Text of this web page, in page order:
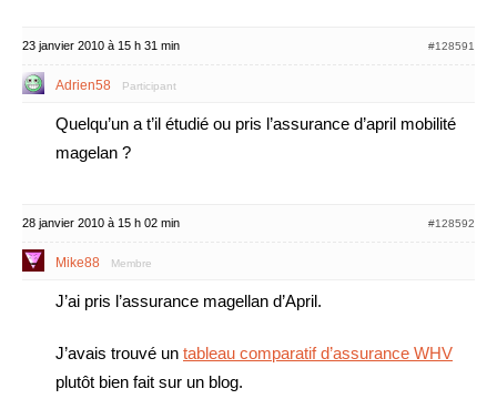
23 janvier 2010 à 15 h 31 min #128591
Adrien58 Participant
Quelqu’un a t’il étudié ou pris l’assurance d’april mobilité
magelan ?
28 janvier 2010 à 15 h 02 min #128592
Mike88 Membre
J’ai pris l’assurance magellan d’April.
J’avais trouvé un tableau comparatif d’assurance WHV
plutôt bien fait sur un blog.